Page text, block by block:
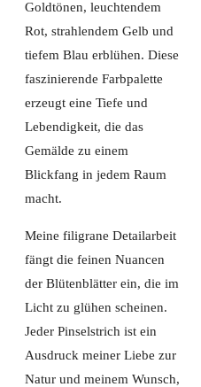
Goldtönen, leuchtendem
Rot, strahlendem Gelb und
tiefem Blau erblühen. Diese
faszinierende Farbpalette
erzeugt eine Tiefe und
Lebendigkeit, die das
Gemälde zu einem
Blickfang in jedem Raum
macht.
Meine filigrane Detailarbeit
fängt die feinen Nuancen
der Blütenblätter ein, die im
Licht zu glühen scheinen.
Jeder Pinselstrich ist ein
Ausdruck meiner Liebe zur
Natur und meinem Wunsch,